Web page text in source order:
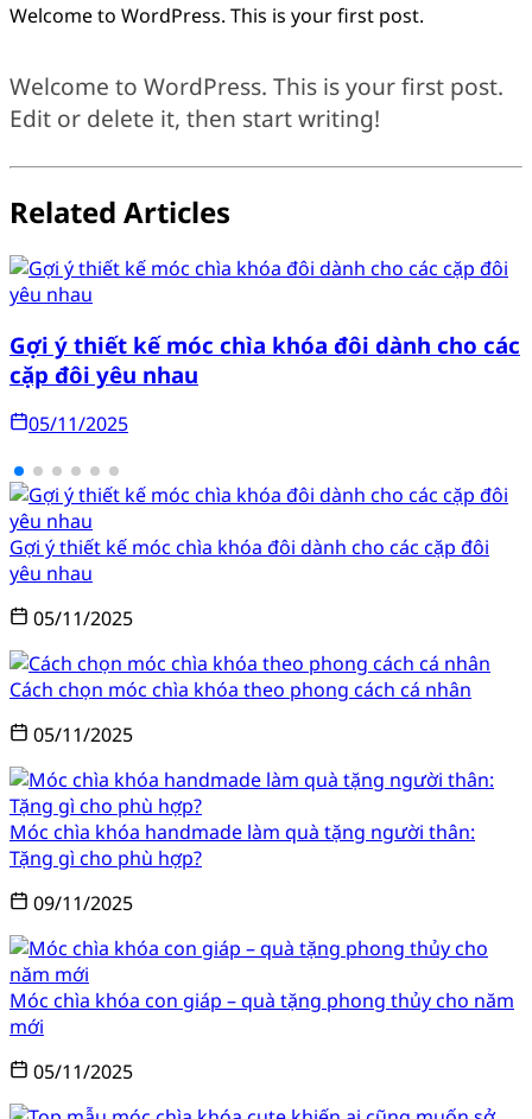
Welcome to WordPress. This is your first post.
Welcome to WordPress. This is your first post.
Edit or delete it, then start writing!
Related Articles
Gợi ý thiết kế móc chìa khóa đôi dành cho các
cặp đôi yêu nhau
05/11/2025
Gợi ý thiết kế móc chìa khóa đôi dành cho các cặp đôi
yêu nhau
05/11/2025
Cách chọn móc chìa khóa theo phong cách cá nhân
05/11/2025
Móc chìa khóa handmade làm quà tặng người thân:
Tặng gì cho phù hợp?
09/11/2025
Móc chìa khóa con giáp – quà tặng phong thủy cho năm
mới
05/11/2025